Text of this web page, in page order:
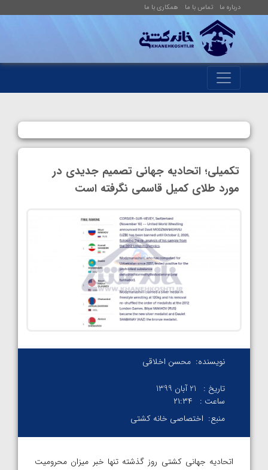
درباره ما تماس با ما همکاری با ما
تکمیلی؛ اتحادیه جهانی تصمیم جدیدی در
مورد طلای کمیل قاسمی نگرفته است
نویسنده: محسن اخلاقی
تاریخ :
21 آبان 1399
ساعت :
۲۱:۳۴
منبع: اختصاصی خانه کشتی
اتحادیه جهانی کشتی روز گذشته تنها خبر میزان محرومیت